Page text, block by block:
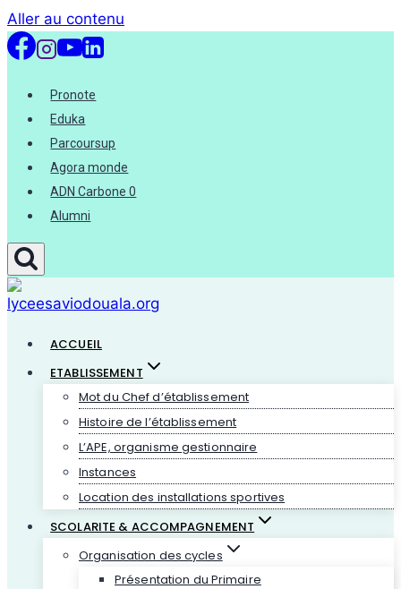
Aller au contenu
Pronote
Eduka
Parcoursup
Agora monde
ADN Carbone 0
Alumni
ACCUEIL
ETABLISSEMENT
Mot du Chef d’établissement
Histoire de l’établissement
L’APE, organisme gestionnaire
Instances
Location des installations sportives
SCOLARITE & ACCOMPAGNEMENT
Organisation des cycles
Présentation du Primaire